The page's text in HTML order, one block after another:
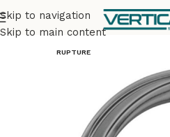
Skip to navigation
Skip to main content
Accueil Matériel Mousquetons
RUPTURE